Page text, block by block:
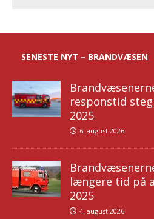
SENESTE NYT – BRANDVÆSEN
responstid
2025
6. august 2026
længere tid på
2025
4. august 2026